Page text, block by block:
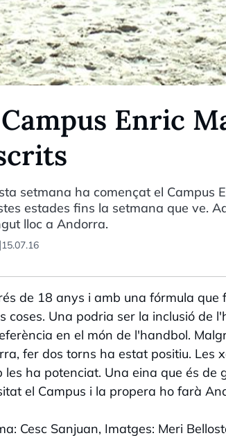
Enric
setmana ha començat el Campus
estades fins la setmana que ve.
lloc a Andorra.
|15.07.16
de 18 anys i amb una fórmula
coses. Una podria ser la inclusió de
en el món de l'handbol.
fer dos torns ha estat positiu. Les
les ha potenciat. Una eina que és
el Campus i la propera ho farà
Cesc Sanjuan, Imatges: Meri